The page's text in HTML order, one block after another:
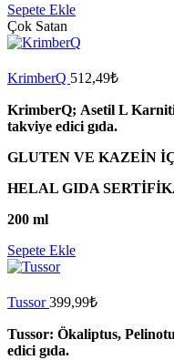
Sepete Ekle
Çok Satan
KrimberQ 512,49₺
KrimberQ; Asetil L
takviye edici gıda.
GLUTEN VE KAZEİN
HELAL GIDA
200 ml
Sepete Ekle
Tussor399,99₺
Tussor: Ökaliptus,
edici gıda.